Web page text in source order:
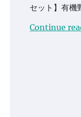
セット】有機
Continue